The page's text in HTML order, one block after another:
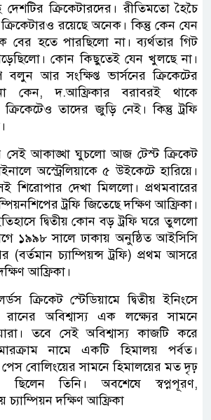
ক্রিকেটারদের। রীতিমতো হৈচৈ
রয়েছে অনেক। কিন্তু কেন যেন
বের হতে পারছিলো না। ব্যর্থতার গিট
কোন কিছুতেই যেন খুলছে না।
বলুন আর সংক্ষিপ্ত ভার্সনের ক্রিকেটের
কেন, দ.আফ্রিকার বরাবরই থাকে
ক্রিকেটেও তাদের জুড়ি নেই। কিন্তু ট্রফি
সেই আকাঙ্খা ঘুচলো আজ টেস্ট ক্রিকেট
অস্ট্রেলিয়াকে ৫ উইকেটে হারিয়ে।
শিরোপার দেখা মিললো। প্রথমবারের
ট্রফি জিতেছে দক্ষিণ আফ্রিকা।
দ্বিতীয় কোন বড় ট্রফি ঘরে তুললো
১৯৯৮ সালে ঢাকায় অনুষ্ঠিত আইসিসি
(বর্তমান চ্যাম্পিয়ন্স ট্রফি) প্রথম আসরে
আফ্রিকা।
ক্রিকেট স্টেডিয়ামে দ্বিতীয় ইনিংসে
অবিশ্বাস্য এক লক্ষ্যের সামনে
তবে সেই অবিশ্বাস্য কাজটি করে
নামে একটি হিমালয় পর্বত।
পেস বোলিংয়ের সামনে হিমালয়ের মত দৃঢ়
ছিলেন তিনি। অবশেষে স্বপ্নপূরণ,
চ্যাম্পিয়ন দক্ষিণ আফ্রিকা